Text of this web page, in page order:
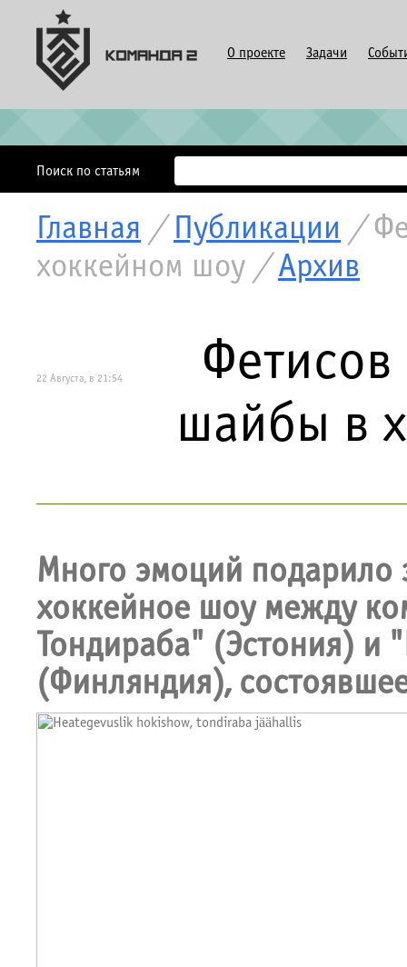
О проекте Задачи
Поиск по статьям
Главная / Публикации /
хоккейном шоу / Архив
22 Августа, в 21:54
Фетисов
шайбы в
Много эмоций подарило
хоккейное шоу между
Тондираба" (Эстония) и
(Финляндия),